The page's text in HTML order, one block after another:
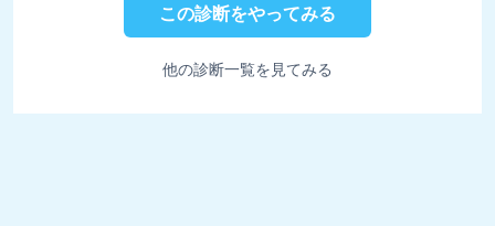
この診断をやってみる
他の診断一覧を見てみる